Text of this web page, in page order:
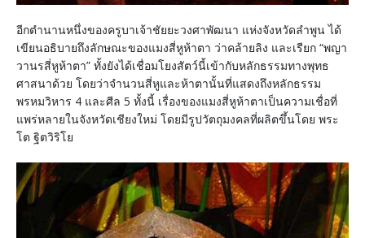
อีกตำนานหนึ่งของครูบาเจ้าชัยยะวงศาพัฒนา แห่งจังหวัดลำพูน ได้
เขียนอธิบายถึงลักษณะของแมงสี่หูห้าตา ว่าคล้ายลิง และเรียก “พญา
วานรสี่หูห้าตา” ทั้งยังได้เชื่อมโยงสัตว์นี้เข้ากับหลักธรรมทางพุทธ
ศาสนาด้วย โดยว่าจำนวนสี่หูและห้าตานั้นที่แสดงถึงหลักธรรม
พรหมวิหาร 4 และศีล 5 ทั้งนี้ เรื่องของแมงสี่หูห้าตาเป็นความเชื่อที่
แพร่หลายในจังหวัดเชียงใหม่ โดยมีรูปวัตถุมงคลที่ผลิตขึ้นโดย พระ
โต ฐิตวิริโย